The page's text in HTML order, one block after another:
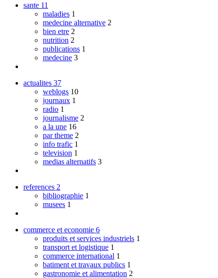
sante 11
maladies 1
medecine alternative 2
bien etre 2
nutrition 2
publications 1
medecine 3
actualites 37
weblogs 10
journaux 1
radio 1
journalisme 2
a la une 16
par theme 2
info trafic 1
television 1
medias alternatifs 3
references 2
bibliographie 1
musees 1
commerce et economie 6
produits et services industriels 1
transport et logistique 1
commerce international 1
batiment et travaux publics 1
gastronomie et alimentation 2